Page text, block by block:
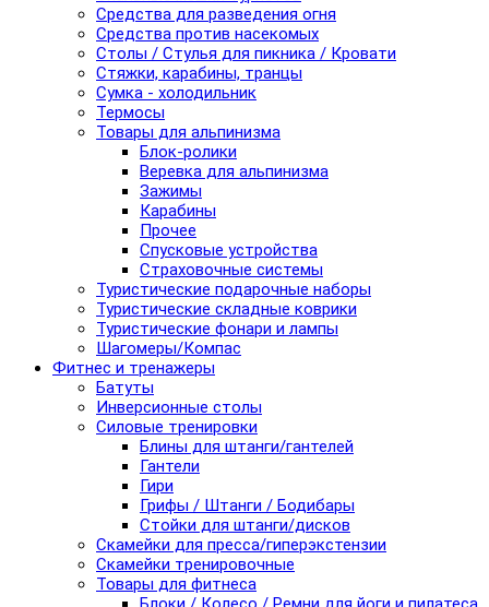
Средства для разведения огня
Средства против насекомых
Столы / Стулья для пикника / Кровати
Стяжки, карабины, транцы
Сумка - холодильник
Термосы
Товары для альпинизма
Блок-ролики
Веревка для альпинизма
Зажимы
Карабины
Прочее
Спусковые устройства
Страховочные системы
Туристические подарочные наборы
Туристические складные коврики
Туристические фонари и лампы
Шагомеры/Компас
Фитнес и тренажеры
Батуты
Инверсионные столы
Силовые тренировки
Блины для штанги/гантелей
Гантели
Гири
Грифы / Штанги / Бодибары
Стойки для штанги/дисков
Скамейки для пресса/гиперэкстензии
Скамейки тренировочные
Товары для фитнеса